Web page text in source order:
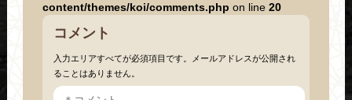
content/themes/koi/comments.php on line 20
コメント
入力エリアすべてが必須項目です。メールアドレスが公開され
ることはありません。